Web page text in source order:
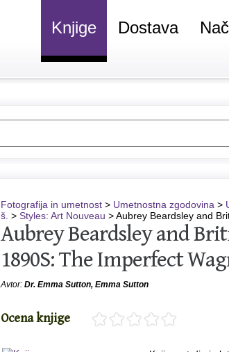
Knjige Dostava
Fotografija in umetnost > Umetnostna zgodovina >
š. > Styles: Art Nouveau > Aubrey Beardsley and
Aubrey Beardsley and
1890S: The Imperfect
Avtor: Dr. Emma Sutton, Emma Sutton
Ocena knjige